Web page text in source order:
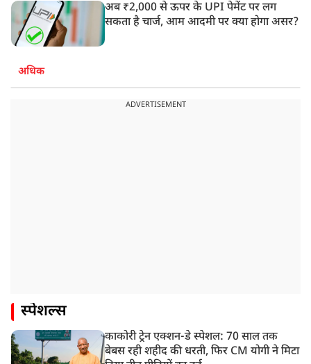
अब ₹2,000 से ऊपर के UPI पेमेंट पर लग
सकता है चार्ज, आम आदमी पर क्या होगा असर?
अधिक
ADVERTISEMENT
स्पेशल्स
काकोरी ट्रेन एक्शन-डे स्पेशल: 70 साल तक
बेबस रही शहीद की धरती, फिर CM योगी ने मिटा